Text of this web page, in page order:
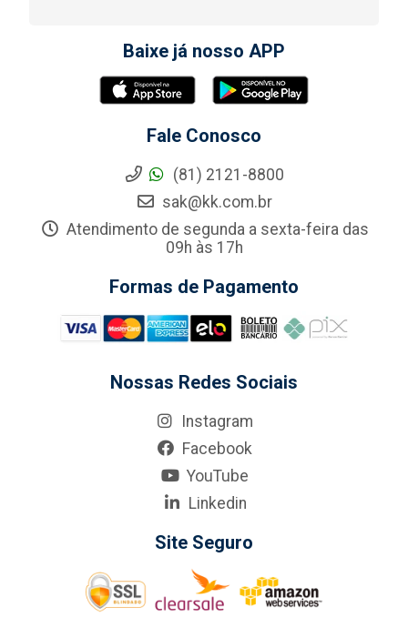
Baixe já nosso APP
Fale Conosco
(81) 2121-8800
sak@kk.com.br
Atendimento de segunda a sexta-feira das
09h às 17h
Formas de Pagamento
Nossas Redes Sociais
Instagram
Facebook
YouTube
Linkedin
Site Seguro